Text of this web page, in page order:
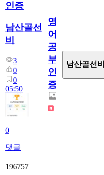
인증
남산골선
비
3
0
0
05:50
0
댓글
영
어
공
부
인
증
남산골선비
196757